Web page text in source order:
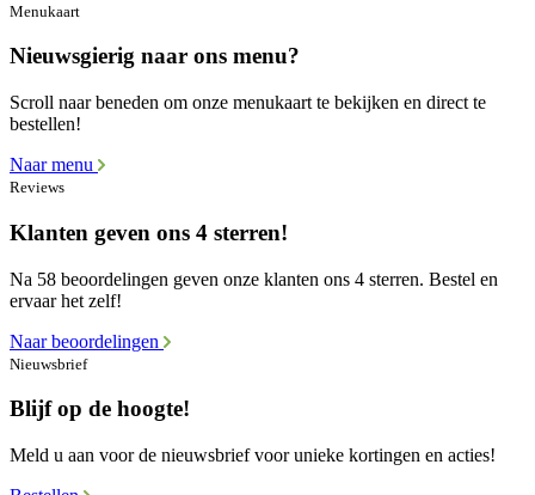
Menukaart
Nieuwsgierig naar ons menu?
Scroll naar beneden om onze menukaart te bekijken en direct te
bestellen!
Naar menu
Reviews
Klanten geven ons 4 sterren!
Na 58 beoordelingen geven onze klanten ons 4 sterren. Bestel en
ervaar het zelf!
Naar beoordelingen
Nieuwsbrief
Blijf op de hoogte!
Meld u aan voor de nieuwsbrief voor unieke kortingen en acties!